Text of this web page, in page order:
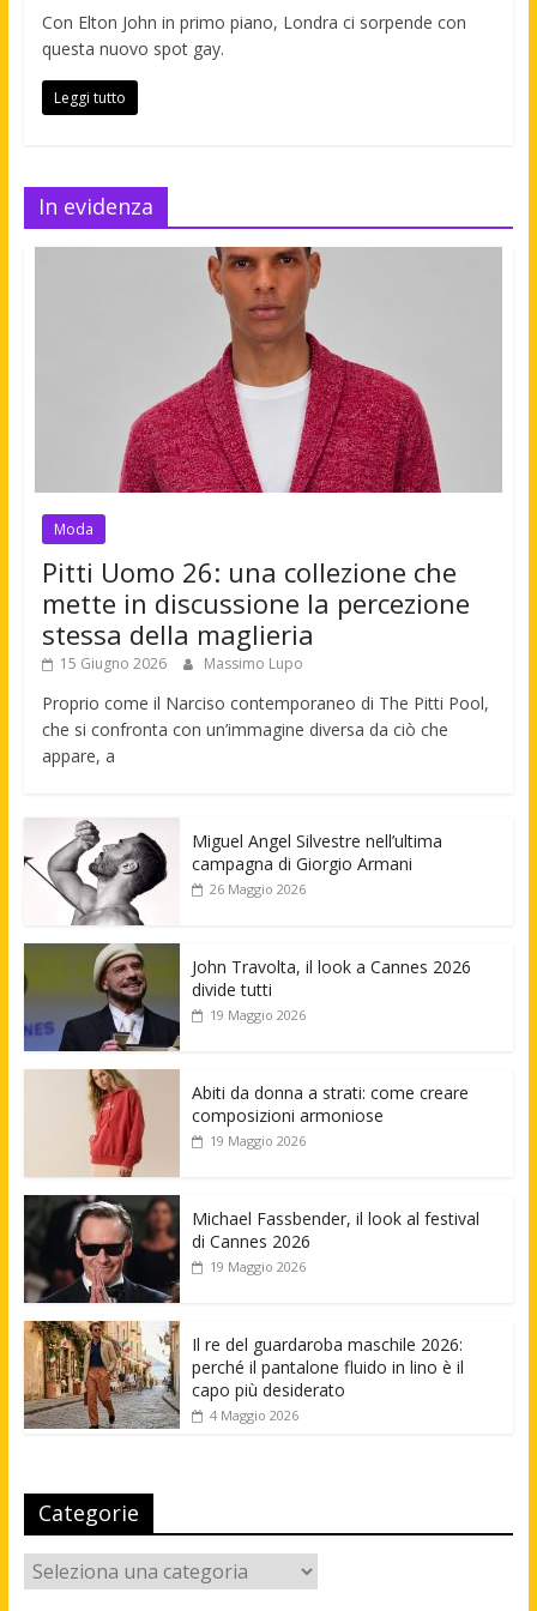
Con Elton John in primo piano, Londra ci sorpende con
questa nuovo spot gay.
Leggi tutto
In evidenza
Moda
Pitti Uomo 26: una collezione che
mette in discussione la percezione
stessa della maglieria
15 Giugno 2026 Massimo Lupo
Proprio come il Narciso contemporaneo di The Pitti Pool,
che si confronta con un’immagine diversa da ciò che
appare, a
Miguel Angel Silvestre nell’ultima
campagna di Giorgio Armani
26 Maggio 2026
John Travolta, il look a Cannes 2026
divide tutti
19 Maggio 2026
Abiti da donna a strati: come creare
composizioni armoniose
19 Maggio 2026
Michael Fassbender, il look al festival
di Cannes 2026
19 Maggio 2026
Il re del guardaroba maschile 2026:
perché il pantalone fluido in lino è il
capo più desiderato
4 Maggio 2026
Categorie
Categorie